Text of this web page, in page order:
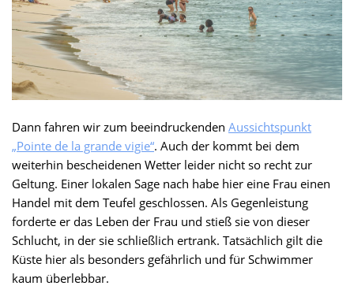
Dann fahren wir zum beeindruckenden Aussichtspunkt
„Pointe de la grande vigie“. Auch der kommt bei dem
weiterhin bescheidenen Wetter leider nicht so recht zur
Geltung. Einer lokalen Sage nach habe hier eine Frau einen
Handel mit dem Teufel geschlossen. Als Gegenleistung
forderte er das Leben der Frau und stieß sie von dieser
Schlucht, in der sie schließlich ertrank. Tatsächlich gilt die
Küste hier als besonders gefährlich und für Schwimmer
kaum überlebbar.